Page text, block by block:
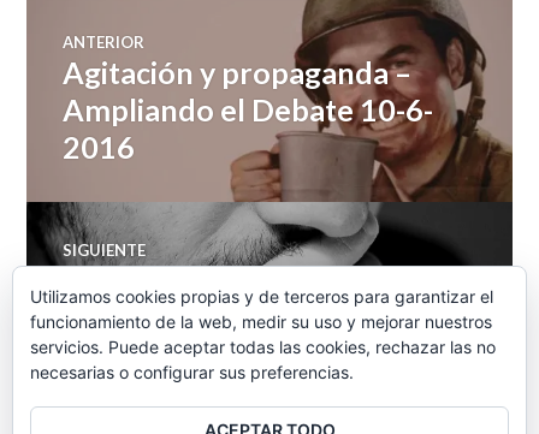
Navegación
de
entradas
ANTERIOR
Entrada
anterior:
Agitación y propaganda –
Ampliando el Debate 10-6-
2016
SIGUIENTE
siguiente:
¿Qué es la izquierda hoy en
día? – Debate Directo 11-6-
2016
Utilizamos cookies propias y de terceros para garantizar el
funcionamiento de la web, medir su uso y mejorar nuestros
servicios. Puede aceptar todas las cookies, rechazar las no
necesarias o configurar sus preferencias.
ACEPTAR TODO